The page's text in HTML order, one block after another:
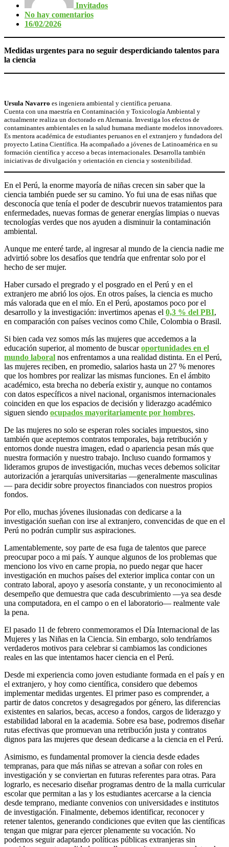
Invitados
No hay comentarios
16/02/2026
Medidas urgentes para no seguir desperdiciando talentos para
la ciencia
Ursula Navarro es ingeniera ambiental y científica peruana.
Cuenta con una maestría en Contaminación y Toxicología Ambiental y
actualmente realiza un doctorado en Alemania. Investiga los efectos de
contaminantes ambientales en la salud humana mediante modelos innovadores.
Es mentora académica de estudiantes peruanos en el extranjero y fundadora del
proyecto Latina Científica. Ha acompañado a jóvenes de Latinoamérica en su
formación científica y acceso a becas internacionales. Desarrolla también
iniciativas de divulgación y orientación en ciencia y sostenibilidad.
En el Perú, la enorme mayoría de niñas crecen sin saber que la
ciencia también puede ser su camino. Yo fui una de esas niñas que
desconocía que tenía el poder de descubrir nuevos tratamientos para
enfermedades, nuevas formas de generar energías limpias o nuevas
tecnologías verdes que nos ayuden a disminuir la contaminación
ambiental.
Aunque me enteré tarde, al ingresar al mundo de la ciencia nadie me
advirtió sobre los desafíos que tendría que enfrentar solo por el
hecho de ser mujer.
Haber cursado el pregrado y el posgrado en el Perú y en el
extranjero me abrió los ojos. En otros países, la ciencia es mucho
más valorada que en el mío. En el Perú, apostamos poco por el
desarrollo y la investigación: invertimos apenas el 0,3 % del PBI,
en comparación con países vecinos como Chile, Colombia o Brasil.
Si bien cada vez somos más las mujeres que accedemos a la
educación superior, al momento de buscaroportunidades en el
mundo laboral nos enfrentamos a una realidad distinta. En el Perú,
las mujeres reciben, en promedio, salarios hasta un 27 % menores
que los hombres por realizar las mismas funciones. En el ámbito
académico, esta brecha no debería existir y, aunque no contamos
con datos específicos a nivel nacional, organismos internacionales
coinciden en que los espacios de decisión y liderazgo académico
siguen siendo ocupados mayoritariamente por hombres.
De las mujeres no solo se esperan roles sociales impuestos, sino
también que aceptemos contratos temporales, baja retribución y
entornos donde nuestra imagen, edad o apariencia pesan más que
nuestra formación y nuestro trabajo. Incluso cuando formamos y
lideramos grupos de investigación, muchas veces debemos solicitar
autorización a jerarquías universitarias —generalmente masculinas
— para decidir sobre proyectos financiados con nuestros propios
fondos.
Por ello, muchas jóvenes ilusionadas con dedicarse a la
investigación sueñan con irse al extranjero, convencidas de que en el
Perú no podrán cumplir sus aspiraciones.
Lamentablemente, soy parte de esa fuga de talentos que parece
preocupar poco a mi país. Y aunque algunos de los problemas que
menciono los vivo en carne propia, no puedo negar que hacer
investigación en muchos países del exterior implica contar con un
contrato laboral, apoyo y asesoría constante, y un reconocimiento al
desempeño que demuestra que cada descubrimiento —ya sea desde
una computadora, en el campo o en el laboratorio— realmente vale
la pena.
El pasado 11 de febrero conmemoramos el Día Internacional de las
Mujeres y las Niñas en la Ciencia. Sin embargo, solo tendríamos
verdaderos motivos para celebrar si cambiamos las condiciones
reales en las que intentamos hacer ciencia en el Perú.
Desde mi experiencia como joven estudiante formada en el país y en
el extranjero, y hoy como científica, considero que debemos
implementar medidas urgentes. El primer paso es comprender, a
partir de datos concretos y desagregados por género, las diferencias
existentes en salarios, becas, acceso a fondos, cargos de liderazgo y
estabilidad laboral en la academia. Sobre esa base, podremos diseñar
rutas efectivas que promuevan una retribución justa y contratos
dignos para las mujeres que desean dedicarse a la ciencia en el Perú.
Asimismo, es fundamental promover la ciencia desde edades
tempranas, para que más niñas se atrevan a soñar con roles en
investigación y se conviertan en futuras referentes para otras. Para
lograrlo, es necesario diseñar programas dentro de la malla curricular
escolar que permitan a las y los estudiantes acercarse a la ciencia
desde temprano, mediante convenios con universidades e institutos
de investigación. Finalmente, debemos identificar, reconocer y
retener talentos, generando condiciones que eviten que las científicas
tengan que migrar para ejercer plenamente su vocación. No
podemos seguir adaptando políticas públicas extranjeras sin